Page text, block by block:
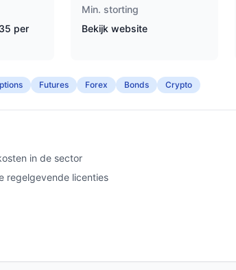
per
Min. storting
Bekijk website
Futures Forex Bonds Crypto
in de sector
regelgevende licenties